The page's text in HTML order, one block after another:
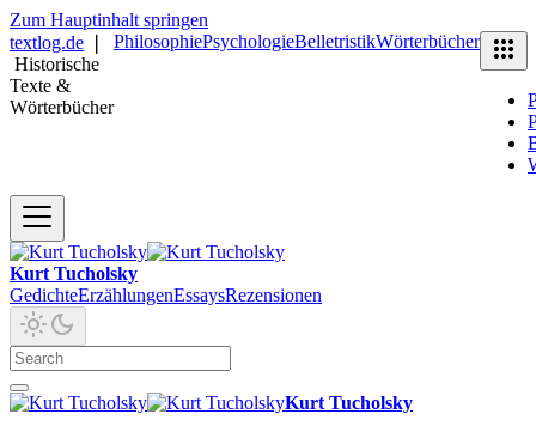
Zum Hauptinhalt springen
textlog.de
Historische
Texte &
Wörterbücher
PhilosophiePsychologieBelletristikWörterbücher
Kurt Tucholsky
GedichteErzählungenEssaysRezensionen
Kurt Tucholsky